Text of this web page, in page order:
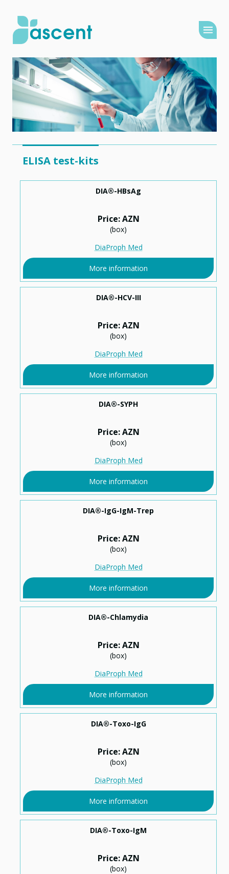
ELISA test-kits
DIA®-HBsAg
Price: AZN
(box)
DiaProph Med
More information
DIA®-HCV-ІІІ
Price: AZN
(box)
DiaProph Med
More information
DIA®-SYPH
Price: AZN
(box)
DiaProph Med
More information
DIA®-IgG-IgM-Trep
Price: AZN
(box)
DiaProph Med
More information
DIA®-Chlamydia
Price: AZN
(box)
DiaProph Med
More information
DIA®-Toxo-IgG
Price: AZN
(box)
DiaProph Med
More information
DIA®-Toxo-IgM
Price: AZN
(box)